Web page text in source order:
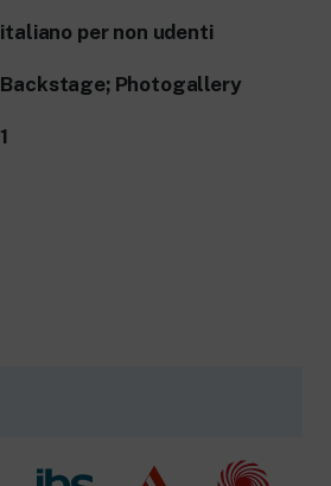
italiano per non udenti
Backstage; Photogallery
1